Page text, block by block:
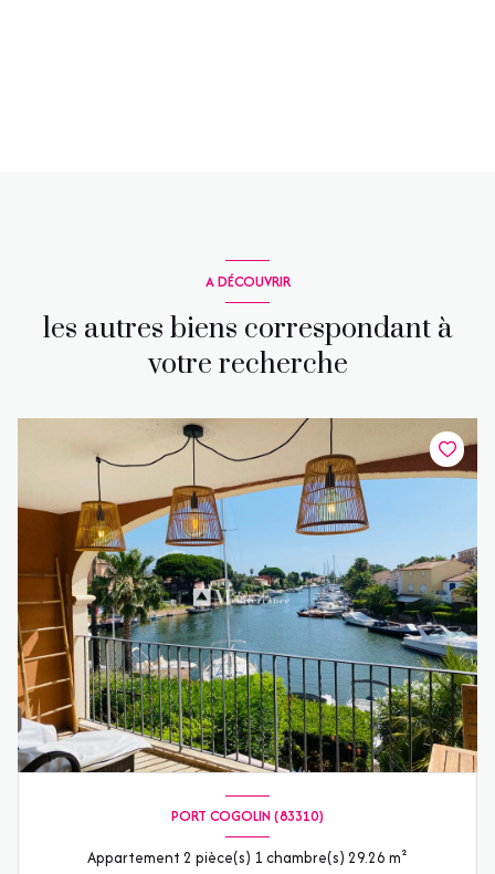
A DÉCOUVRIR
les autres biens correspondant à
votre recherche
PORT COGOLIN (83310)
Appartement 2 pièce(s) 1 chambre(s) 29.26 m²